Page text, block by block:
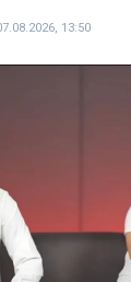
13:50